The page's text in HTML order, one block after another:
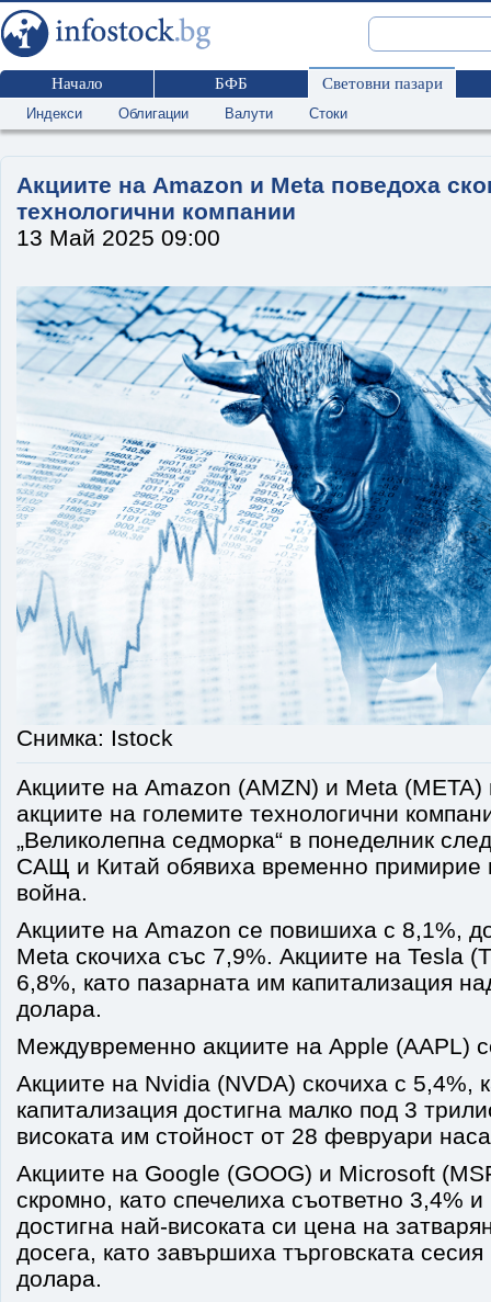
Начало БФБ Световни пазари
Индекси Облигации Валути Стоки
Акциите на Amazon и Meta поведоха
технологични компании
13 Май 2025 09:00
Снимка: Istock
Акциите на Amazon (AMZN) и Meta (META)
акциите на големите технологични
„Великолепна седморка“ в понеделник
САЩ и Китай обявиха временно примирие
война.
Акциите на Amazon се повишиха с 8,1%,
Meta скочиха със 7,9%. Акциите на Tesla
6,8%, като пазарната им капитализация
долара.
Междувременно акциите на Apple (AAPL)
Акциите на Nvidia (NVDA) скочиха с 5,4%,
капитализация достигна малко под 3
високата им стойност от 28 февруари
Акциите на Google (GOOG) и Microsoft
скромно, като спечелиха съответно 3,4%
достигна най-високата си цена на
досега, като завършиха търговската
долара.